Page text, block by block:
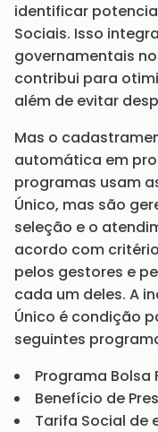
identificar
Sociais. Isso
governamentais
contribui para
além de evitar
Mas o
automática em
programas usam
Único, mas são
seleção e o
acordo com
pelos gestores e
cada um deles. A
Único é condição
seguintes
Programa Bolsa
Benefício de
Tarifa Social de